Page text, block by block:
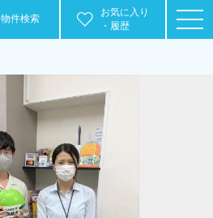
物件検索
お気に入り
・履歴